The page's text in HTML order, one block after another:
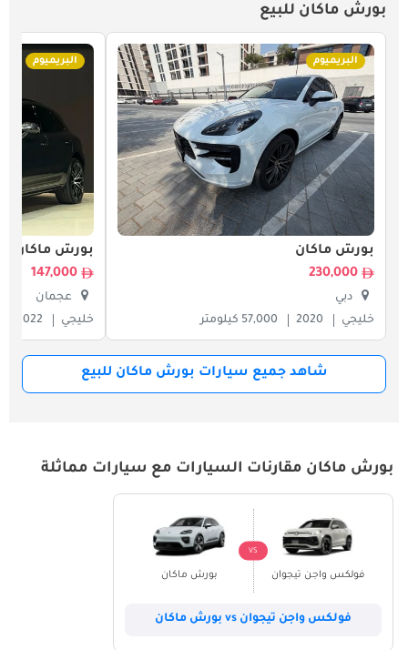
بورش ماكان للبيع
البريميوم
بورش ماكان
230,000
دبي
خليجي
2020 57,000 كيلومتر
البريميوم
بورش ماكان
147,000
عجمان
خليجي
2022
شاهد جميع سيارات بورش ماكان للبيع
بورش ماكان مقارنات السيارات مع سيارات مماثلة
فولكس واجن تيجوان
VS
بورش ماكان
فولكس واجن تيجوان vs بورش ماكان